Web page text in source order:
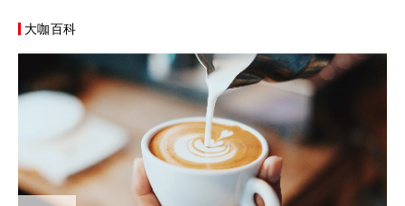
大咖百科